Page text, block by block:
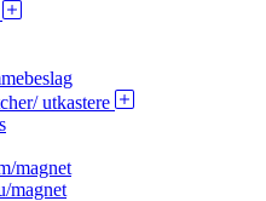
utkastere
magnet
magnet